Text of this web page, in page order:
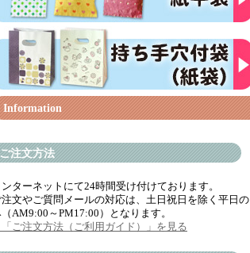
Information
ご注文方法
ターネットにて24時間受け付けております。
文やご質問メールの対応は、土日祝日を除く平日の
AM9:00～PM17:00）となります。
ご注文方法（ご利用ガイド）」を見る